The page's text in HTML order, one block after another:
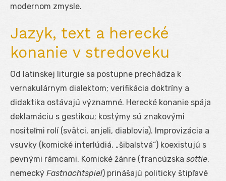
modernom zmysle.
Jazyk, text a herecké
konanie v stredoveku
Od latinskej liturgie sa postupne prechádza k
vernakulárnym dialektom; verifikácia doktríny a
didaktika ostávajú významné. Herecké konanie spája
deklamáciu s gestikou; kostýmy sú znakovými
nositeľmi rolí (svätci, anjeli, diablovia). Improvizácia a
vsuvky (komické interlúdiá, „šibalstvá“) koexistujú s
pevnými rámcami. Komické žánre (francúzska sottie,
nemecký Fastnachtspiel) prinášajú politicky štipľavé